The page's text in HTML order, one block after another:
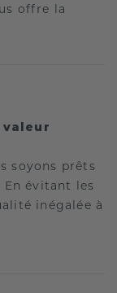
offre la
soyons prêts
évitant les
inégalée à